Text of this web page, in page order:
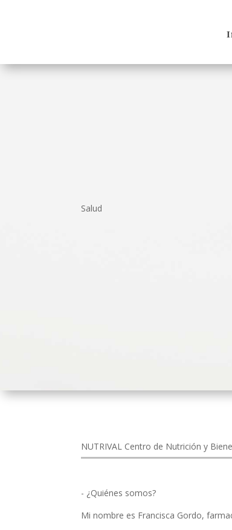
Salud
NUTRIVAL Centro de Nutrición y
- ¿Quiénes somos?
Mi nombre es Francisca Gordo,